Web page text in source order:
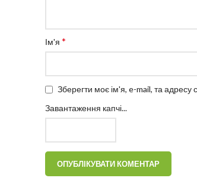
Ім'я *
Зберегти моє ім'я, e-mail, та адресу
Завантаження капчі...